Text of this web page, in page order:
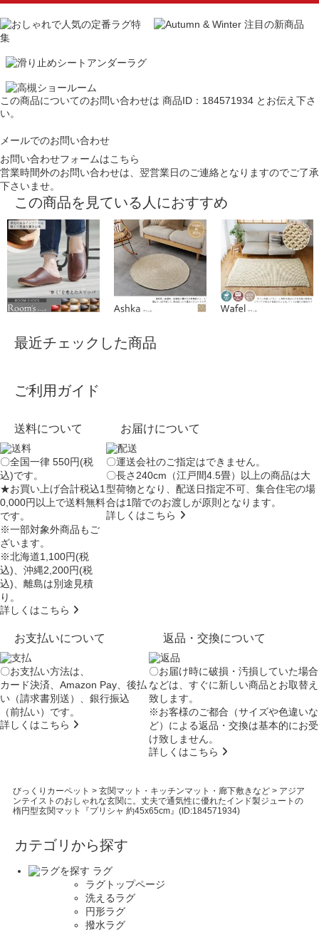
この商品についてのお問い合わせは 商品ID：184571934 とお伝え下さ
い。
メールでのお問い合わせ
お問い合わせフォームはこちら
営業時間外のお問い合わせは、翌営業日のご連絡となりますのでご了承
下さいませ。
この商品を見ている人におすすめ
最近チェックした商品
ご利用ガイド
送料について
〇全国一律 550円(税
込)です。
★お買い上げ合計税込1
0,000円以上で送料無料
です。
※一部対象外商品もご
ざいます。
※北海道1,100円(税
込)、沖縄2,200円(税
込)、離島は別途見積
り。
詳しくはこちら
お届けについて
〇運送会社のご指定はできません。
〇長さ240cm（江戸間4.5畳）以上の商品は大
型荷物となり、配送日指定不可、集合住宅の場
合は1階でのお渡しが原則となります。
詳しくはこちら
お支払いについて
〇お支払い方法は、
カード決済、Amazon Pay、後払
い（請求書別送）、銀行振込
（前払い）です。
詳しくはこちら
返品・交換について
〇お届け時に破損・汚損していた場合
などは、すぐに新しい商品とお取替え
致します。
※お客様のご都合（サイズや色違いな
ど）による返品・交換は基本的にお受
け致しません。
詳しくはこちら
びっくりカーペット > 玄関マット・キッチンマット・廊下敷きなど> アジア
ンテイストのおしゃれな玄関に。丈夫で通気性に優れたインド製ジュートの
楕円型玄関マット『プリシャ 約45x65cm』(ID:184571934)
カテゴリから探す
ラグ
ラグトップページ
洗えるラグ
円形ラグ
撥水ラグ